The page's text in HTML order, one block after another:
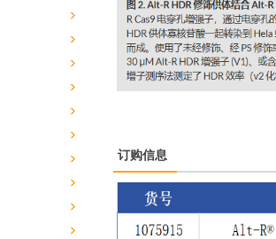
订购信息